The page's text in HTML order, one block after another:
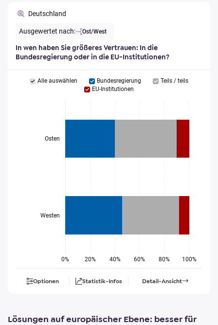
Deutschland
Ausgewertet nach: Ost/West
In wen haben Sie größeres Vertrauen: In die
Bundesregierung oder in die EU-Institutionen?
Alle auswählen Bundesregierung
Teils / teils
EU-Institutionen
0% 20% 40% 60% 80% 100%
Osten
Westen
Optionen Statistik-Infos Detail-Ansicht
Lösungen auf europäischer Ebene: besser für